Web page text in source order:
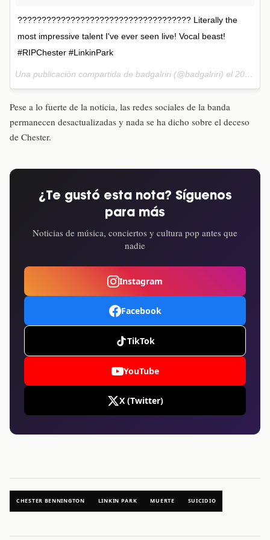
???????????????????????????????????? Literally the
most impressive talent I've ever seen live! Vocal beast!
#RIPChester #LinkinPark
Una publicación compartida de badgalriri (@badgalriri) el 20 de Jul de 2017 a la(s) 11:37 PDT
Pese a lo fuerte de la noticia, las redes sociales de la banda
permanecen desactualizadas y nada se ha dicho sobre el deceso
de Chester.
¿Te gustó esta nota? Síguenos
para más
Noticias de música, conciertos y cultura pop antes que
nadie
Instagram
Facebook
TikTok
YouTube
X (Twitter)
CHESTER BENNINGTON LINKIN PARK MUERTE SUICIDIO